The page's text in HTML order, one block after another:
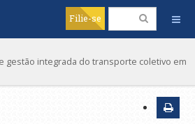
Filie-se
gestão integrada do transporte coletivo em